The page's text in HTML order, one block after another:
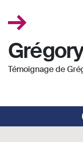
Témoignage de
Footer social